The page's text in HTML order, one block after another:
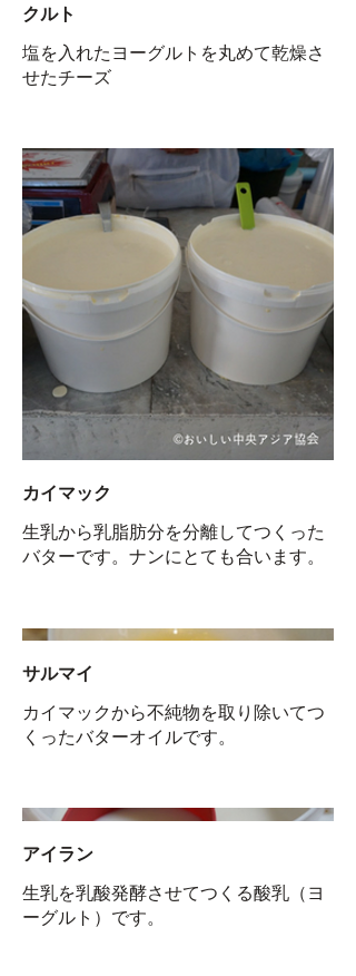
クルト
塩を入れたヨーグルトを丸めて乾燥さ
せたチーズ
カイマック
生乳から乳脂肪分を分離してつくった
バターです。ナンにとても合います。
サルマイ
カイマックから不純物を取り除いてつ
くったバターオイルです。
アイラン
生乳を乳酸発酵させてつくる酸乳（ヨ
ーグルト）です。